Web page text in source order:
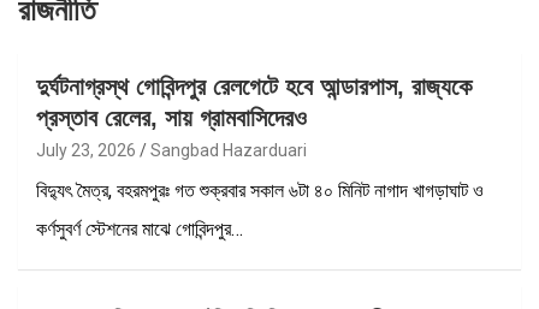
রাজনীতি
দুর্ঘটনাগ্রস্থ গোবিন্দপুর রেলগেটে হবে আন্ডারপাস, রাজ্যকে
প্রস্তাব রেলের, সায় গ্রামবাসিদেরও
July 23, 2026 Sangbad Hazarduari
বিদ্যুৎ মৈত্র, বহরমপুরঃ গত শুক্রবার সকাল ৬টা ৪০ মিনিট নাগাদ খাগড়াঘাট ও
কর্ণসুবর্ণ স্টেশনের মাঝে গোবিন্দপুর…